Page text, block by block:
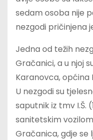
sedam osoba nije
nezgodi pričinjena
Jedna od težih
Gračanici, a u njoj
Karanovca, općina
U nezgodi su
saputnik iz tmv I.Š.
sanitetskim
Gračanica, gdje se